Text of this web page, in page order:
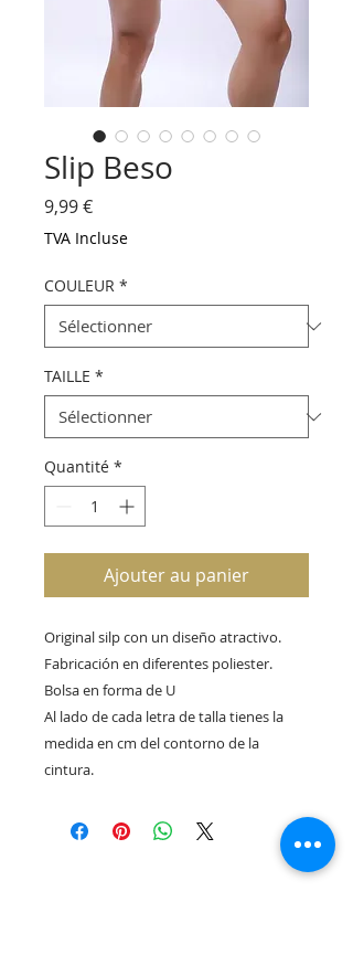
Slip Beso
9,99 €Prix
TVA Incluse
COULEUR *
TAILLE *
Quantité *
Ajouter au panier
Original silp con un diseño atractivo.
Fabricación en diferentes poliester.
Bolsa en forma de U
Al lado de cada letra de talla tienes la
medida en cm del contorno de la
cintura.